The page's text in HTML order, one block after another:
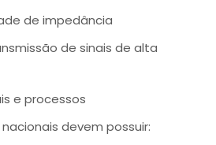
de impedância
de sinais de alta
e processos
devem possuir: